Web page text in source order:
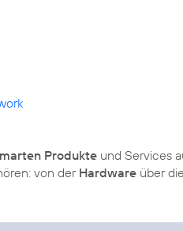
Produkte und Services
von der Hardware über